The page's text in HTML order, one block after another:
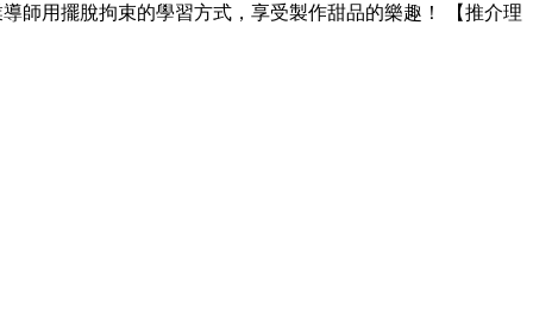
師用擺脫拘束的學習方式，享受製作甜品的樂趣！ 【推介理